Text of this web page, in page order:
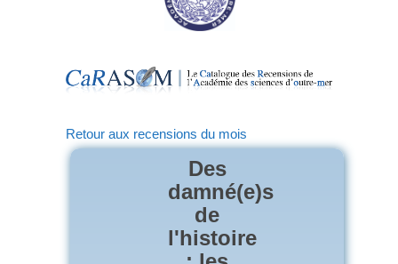
Retour aux recensions du mois
Des
damné(e)s
de
l'histoire